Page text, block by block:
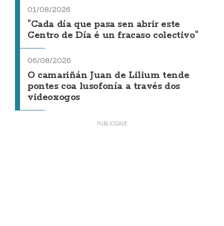
01/08/2026
"Cada día que pasa sen abrir este
Centro de Día é un fracaso colectivo"
06/08/2026
O camariñán Juan de Lilium tende
pontes coa lusofonía a través dos
videoxogos